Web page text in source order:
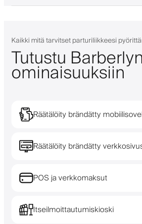
Kaikki mitä tarvitset parturiliikkeesi
Tutustu Barberlyn
ominaisuuksiin
Räätälöity brändätty
Räätälöity brändätty
POS ja verkkomaksut
Itseilmoittautumiskioski